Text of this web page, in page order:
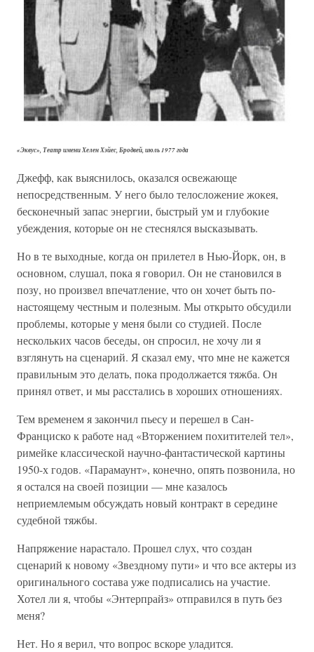
«Эквус», Театр имени Хелен Хэйес, Бродвей, июль 1977 года
Джефф, как выяснилось, оказался освежающе
непосредственным. У него было телосложение жокея,
бесконечный запас энергии, быстрый ум и глубокие
убеждения, которые он не стеснялся высказывать.
Но в те выходные, когда он прилетел в Нью-Йорк, он, в
основном, слушал, пока я говорил. Он не становился в
позу, но произвел впечатление, что он хочет быть по-
настоящему честным и полезным. Мы открыто обсудили
проблемы, которые у меня были со студией. После
нескольких часов беседы, он спросил, не хочу ли я
взглянуть на сценарий. Я сказал ему, что мне не кажется
правильным это делать, пока продолжается тяжба. Он
принял ответ, и мы расстались в хороших отношениях.
Тем временем я закончил пьесу и перешел в Сан-
Франциско к работе над «Вторжением похитителей тел»,
римейке классической научно-фантастической картины
1950-х годов. «Парамаунт», конечно, опять позвонила, но
я остался на своей позиции — мне казалось
неприемлемым обсуждать новый контракт в середине
судебной тяжбы.
Напряжение нарастало. Прошел слух, что создан
сценарий к новому «Звездному пути» и что все актеры из
оригинального состава уже подписались на участие.
Хотел ли я, чтобы «Энтерпрайз» отправился в путь без
меня?
Нет. Но я верил, что вопрос вскоре уладится.